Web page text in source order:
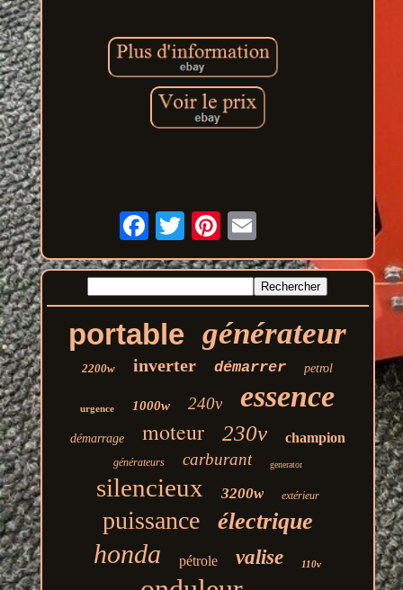
portable générateur
2200w inverter démarrer petrol
urgence 1000w 240v essence
démarrage moteur 230v champion
générateurs carburant generator
silencieux 3200w extérieur
puissance électrique
honda pétrole valise 110v